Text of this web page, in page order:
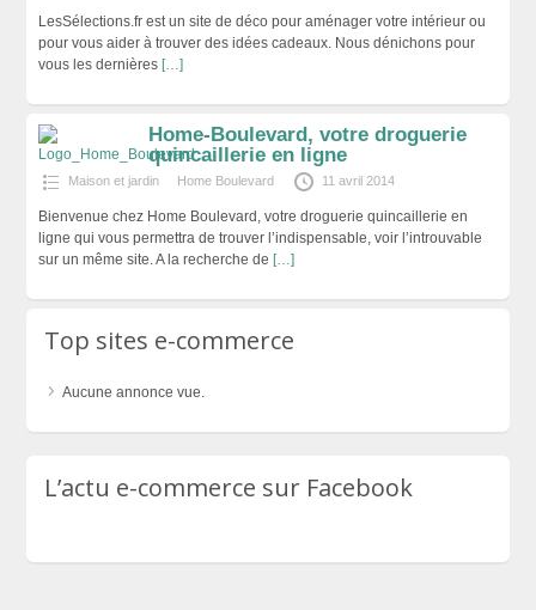
LesSélections.fr est un site de déco pour aménager votre intérieur ou
pour vous aider à trouver des idées cadeaux. Nous dénichons pour
vous les dernières […]
Home-Boulevard, votre droguerie
quincaillerie en ligne
Maison et jardin Home Boulevard 11 avril 2014
Bienvenue chez Home Boulevard, votre droguerie quincaillerie en
ligne qui vous permettra de trouver l’indispensable, voir l’introuvable
sur un même site. A la recherche de […]
Top sites e-commerce
Aucune annonce vue.
L’actu e-commerce sur Facebook